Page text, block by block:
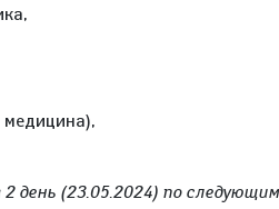
медицина),
день (23.05.2024) по